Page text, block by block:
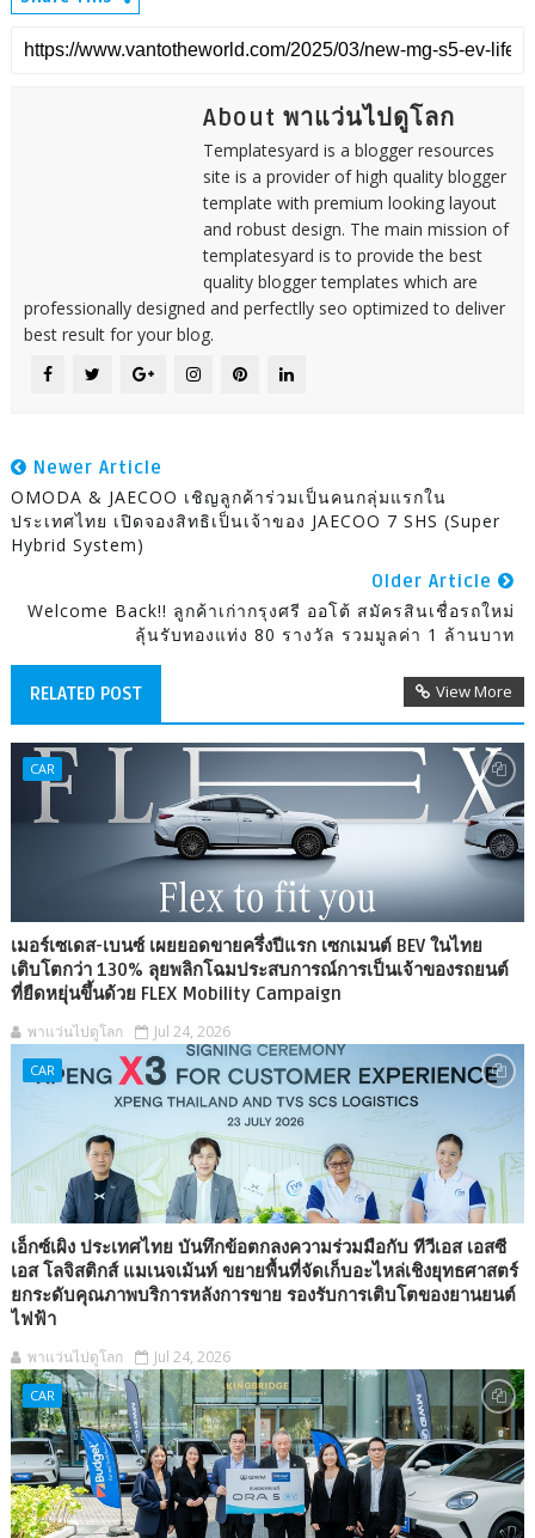
About พาแว่นไปดูโลก
Templatesyard is a blogger resources
site is a provider of high quality blogger
template with premium looking layout
and robust design. The main mission of
templatesyard is to provide the best
quality blogger templates which are
professionally designed and perfectlly seo optimized to deliver
best result for your blog.
Newer Article
OMODA & JAECOO เชิญลูกค้าร่วมเป็นคนกลุ่มแรกใน
ประเทศไทย เปิดจองสิทธิเป็นเจ้าของ JAECOO 7 SHS (Super
Hybrid System)
Older Article
Welcome Back!! ลูกค้าเก่ากรุงศรี ออโต้ สมัครสินเชื่อรถใหม่
ลุ้นรับทองแท่ง 80 รางวัล รวมมูลค่า 1 ล้านบาท
RELATED POST View More
CAR
เมอร์เซเดส-เบนซ์ เผยยอดขายครึ่งปีแรก เซกเมนต์ BEV ในไทย
เติบโตกว่า 130% ลุยพลิกโฉมประสบการณ์การเป็นเจ้าของรถยนต์
ที่ยืดหยุ่นขึ้นด้วย FLEX Mobility Campaign
พาแว่นไปดูโลก Jul 24, 2026
CAR
เอ็กซ์เผิง ประเทศไทย บันทึกข้อตกลงความร่วมมือกับ ทีวีเอส เอสซี
เอส โลจิสติกส์ แมเนจเม้นท์ ขยายพื้นที่จัดเก็บอะไหล่เชิงยุทธศาสตร์
ยกระดับคุณภาพบริการหลังการขาย รองรับการเติบโตของยานยนต์
ไฟฟ้า
พาแว่นไปดูโลก Jul 24, 2026
CAR